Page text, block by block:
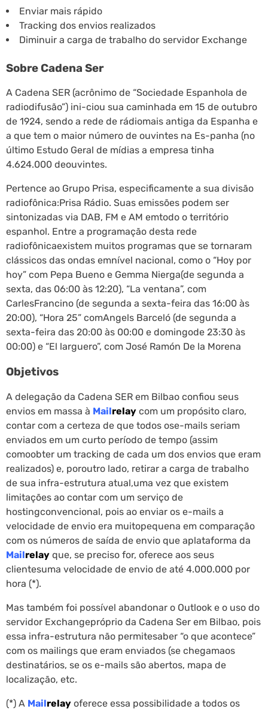
Enviar mais rápido
Tracking dos envios realizados
Diminuir a carga de trabalho do servidor Exchange
Sobre Cadena Ser
A Cadena SER (acrônimo de “Sociedade Espanhola de
radiodifusão”) ini-ciou sua caminhada em 15 de outubro
de 1924, sendo a rede de rádiomais antiga da Espanha e
a que tem o maior número de ouvintes na Es-panha (no
último Estudo Geral de mídias a empresa tinha
4.624.000 deouvintes.
Pertence ao Grupo Prisa, especificamente a sua divisão
radiofônica:Prisa Rádio. Suas emissões podem ser
sintonizadas via DAB, FM e AM emtodo o território
espanhol. Entre a programação desta rede
radiofônicaexistem muitos programas que se tornaram
clássicos das ondas emnível nacional, como o “Hoy por
hoy” com Pepa Bueno e Gemma Nierga(de segunda a
sexta, das 06:00 às 12:20), “La ventana”, com
CarlesFrancino (de segunda a sexta-feira das 16:00 às
20:00), “Hora 25” comAngels Barceló (de segunda a
sexta-feira das 20:00 às 00:00 e domingode 23:30 às
00:00) e “El larguero”, com José Ramón De la Morena
Objetivos
A delegação da Cadena SER em Bilbao confiou seus
envios em massa à Mailrelay com um propósito claro,
contar com a certeza de que todos ose-mails seriam
enviados em um curto período de tempo (assim
comoobter um tracking de cada um dos envios que eram
realizados) e, poroutro lado, retirar a carga de trabalho
de sua infra-estrutura atual,uma vez que existem
limitações ao contar com um serviço de
hostingconvencional, pois ao enviar os e-mails a
velocidade de envio era muitopequena em comparação
com os números de saída de envio que aplataforma da
Mailrelay que, se preciso for, oferece aos seus
clientesuma velocidade de envio de até 4.000.000 por
hora (*).
Mas também foi possível abandonar o Outlook e o uso do
servidor Exchangepróprio da Cadena Ser em Bilbao, pois
essa infra-estrutura não permitesaber “o que acontece”
com os mailings que eram enviados (se chegamaos
destinatários, se os e-mails são abertos, mapa de
localização, etc.
(*) A Mailrelay oferece essa possibilidade a todos os